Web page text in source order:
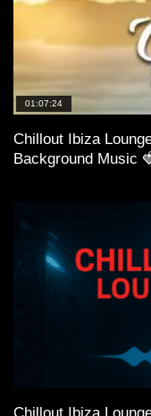
01:07:24
Chillout Ibiza
Background Music
Chillout Ibiza